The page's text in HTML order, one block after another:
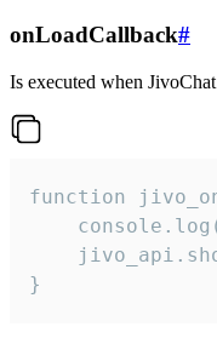
onLoadCallback#
Is executed when
function
}